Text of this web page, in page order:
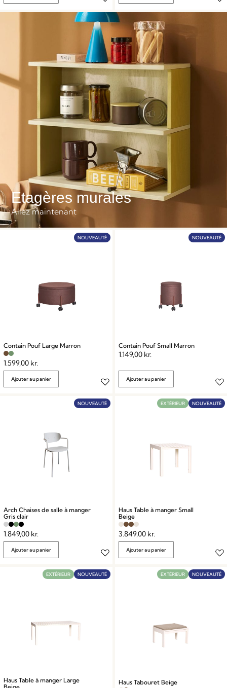
Etagères murales
Allez maintenant
NOUVEAUTÉ
Contain Pouf Large Marron
1.599,00 kr.
Ajouter au panier
NOUVEAUTÉ
Contain Pouf Small Marron
1.149,00 kr.
Ajouter au panier
NOUVEAUTÉ
Arch Chaises de salle à manger
Gris clair
1.849,00 kr.
Ajouter au panier
EXTÉRIEUR NOUVEAUTÉ
Haus Table à manger Small
Beige
3.849,00 kr.
Ajouter au panier
EXTÉRIEUR NOUVEAUTÉ
Haus Table à manger Large
EXTÉRIEUR NOUVEAUTÉ
Haus Tabouret Beige